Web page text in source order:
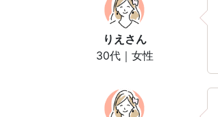
りえ さん
30代｜女性